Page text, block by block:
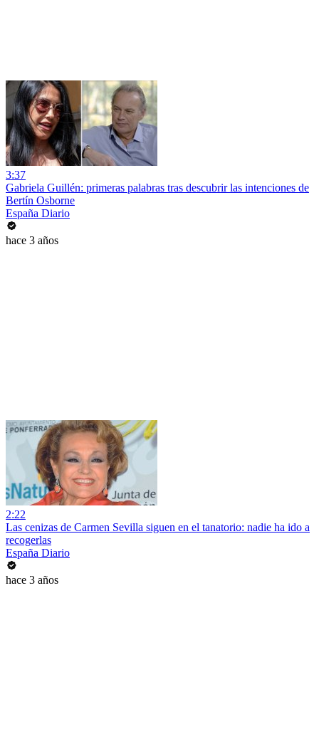
3:37
Gabriela Guillén: primeras palabras tras descubrir las intenciones de
Bertín Osborne
España Diario
hace 3 años
2:22
Las cenizas de Carmen Sevilla siguen en el tanatorio: nadie ha ido a
recogerlas
España Diario
hace 3 años